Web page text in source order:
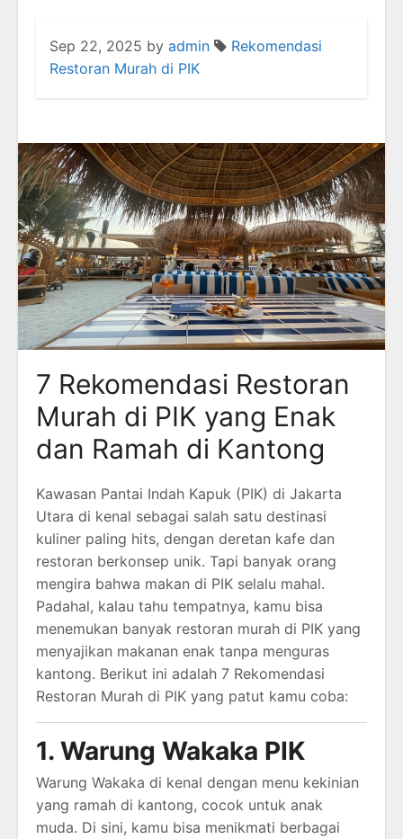
Sep 22, 2025 by admin
Rekomendasi
Restoran Murah di PIK
7 Rekomendasi Restoran
Murah di PIK yang Enak
dan Ramah di Kantong
Kawasan Pantai Indah Kapuk (PIK) di Jakarta
Utara di kenal sebagai salah satu destinasi
kuliner paling hits, dengan deretan kafe dan
restoran berkonsep unik. Tapi banyak orang
mengira bahwa makan di PIK selalu mahal.
Padahal, kalau tahu tempatnya, kamu bisa
menemukan banyak restoran murah di PIK yang
menyajikan makanan enak tanpa menguras
kantong. Berikut ini adalah 7 Rekomendasi
Restoran Murah di PIK yang patut kamu coba:
1. Warung Wakaka PIK
Warung Wakaka di kenal dengan menu kekinian
yang ramah di kantong, cocok untuk anak
muda. Di sini, kamu bisa menikmati berbagai